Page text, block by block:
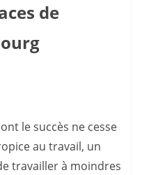
de
le succès ne cesse
au travail, un
travailler à moindres